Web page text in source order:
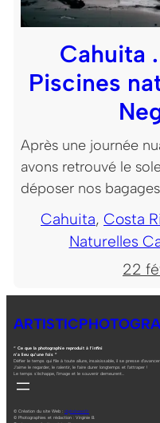
Cahuita
Piscines
Après une journée
avons retrouvé le
déposer nos
Cahuita, Costa
Naturelles
22
“ Ce que la photographie reproduit à l’infini
n’a lieu qu’une fois ”
Défier le temps qui file à toute allure, insaisissable, il se presse d’avancer.
J’aime le regarder, le ralentir, le faire durer longtemps et l’attraper !
Le temps s’échappe, l’image et le souvenir demeurent…
© Création du site Web : digitalneed.fr
© Photographies et rédaction : Virginie B.